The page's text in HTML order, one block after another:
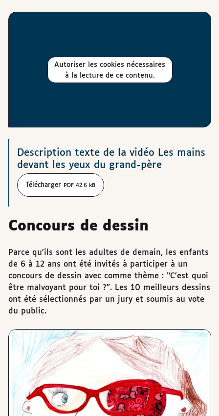
Autoriser les cookies nécessaires
à la lecture de ce contenu.
Téléchargements
Description texte de la vidéo Les mains
devant les yeux du grand-père
Télécharger PDF 42.6 kB
Concours de dessin
Parce qu’ils sont les adultes de demain, les enfants
de 6 à 12 ans ont été invités à participer à un
concours de dessin avec comme thème : “C’est quoi
être malvoyant pour toi ?”. Les 10 meilleurs dessins
ont été sélectionnés par un jury et soumis au vote
du public.